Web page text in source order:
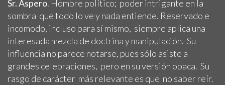
Sr. Aspero. Hombre político; poder intrigante en la
sombra que todo lo ve y nada entiende. Reservado e
incomodo, incluso para sí mismo, siempre aplica una
interesada mezcla de doctrina y manipulación. Su
influencia no parece notarse, pues sólo asiste a
grandes celebraciones, pero en su versión opaca. Su
rasgo de carácter más relevante es que no saber reír.